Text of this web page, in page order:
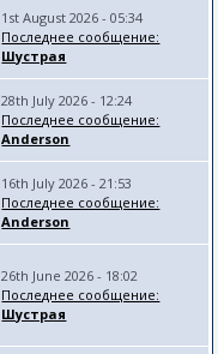
1st August 2026 - 05:34
Последнее сообщение:
Шустрая
28th July 2026 - 12:24
Последнее сообщение:
Anderson
16th July 2026 - 21:53
Последнее сообщение:
Anderson
26th June 2026 - 18:02
Последнее сообщение:
Шустрая